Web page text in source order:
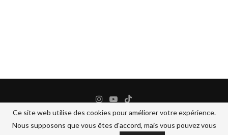
Ce site web utilise des cookies pour améliorer votre expérience.
Nous supposons que vous êtes d'accord, mais vous pouvez vous